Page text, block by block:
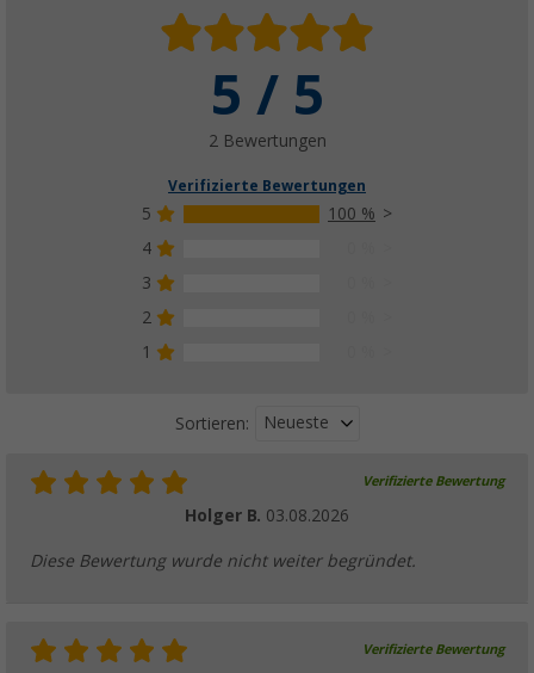
5 / 5
2 Bewertungen
Verifizierte Bewertungen
5
100 %
4
3
2
1
Sortieren: Neueste
Verifizierte Bewertung
Holger B. 03.08.2026
Diese Bewertung wurde nicht weiter begründet.
Verifizierte Bewertung